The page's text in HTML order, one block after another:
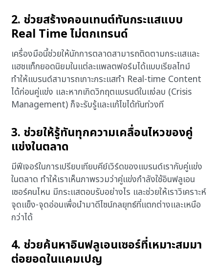
2. ช่วยสร้างคอนเทนต์ทันกระแสแบบ
Real Time ไม่ตกเทรนด์
เครื่องมือนี้ช่วยให้นักการตลาดสามารถติดตามกระแสและ
แฮชแท็กยอดนิยมในแต่ละแพลตฟอร์มได้แบบเรียลไทม์
ทำให้แบรนด์สามารถเกาะกระแสทำ Real-time Content
ได้ก่อนคู่แข่ง และหากเกิดวิกฤตแบรนด์ในแง่ลบ (Crisis
Management) ก็จะรับรู้และแก้ไขได้ทันท่วงที
3. ช่วยให้รู้ทันทุกความเคลื่อนไหวของคู่
แข่งในตลาด
มีฟีเจอร์ในการเปรียบเทียบคีย์เวิร์ดของแบรนด์เรากับคู่แข่ง
ในตลาด ทำให้เราเห็นภาพรวมว่าคู่แข่งกำลังใช้อินฟลูเอน
เซอร์คนไหน มีกระแสตอบรับอย่างไร และช่วยให้เราวิเคราะห์
จุดแข็ง-จุดอ่อนเพื่อนำมาดีไซน์กลยุทธ์ที่แตกต่างและเหนือ
กว่าได้
4. ช่วยค้นหาอินฟลูเอนเซอร์ที่เหมาะสมมา
ต่อยอดในแคมเปญ